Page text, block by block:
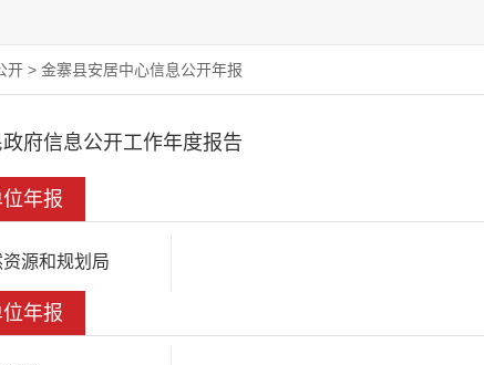
开 > 金寨县安居中心信息公开年报
府信息公开工作年度报告
年报
源和规划局
年报